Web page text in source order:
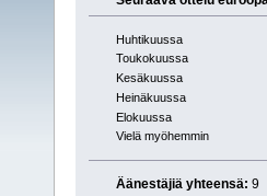
Huhtikuussa
Toukokuussa
Kesäkuussa
Heinäkuussa
Elokuussa
Vielä myöhemmin
Äänestäjiä yhteensä: 9